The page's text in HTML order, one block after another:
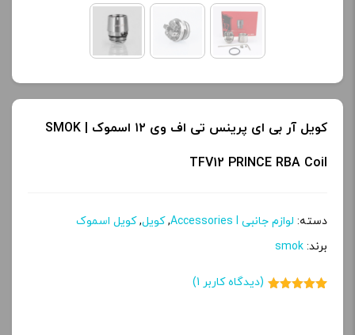
افزودن به سبد خرید
کویل آر بی ای پرینس تی اف وی ۱۲ اسموک | SMOK
TFV12 PRINCE RBA Coil
دسته: لوازم جانبی Accessories l ,کویل,کویل اسموک
برند: smok
(دیدگاه کاربر 1
)